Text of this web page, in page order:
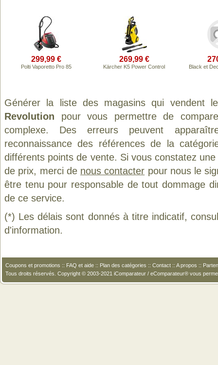
299,99 €
Polti Vaporetto Pro 85
269,99 €
Kärcher K5 Power Control Black et
Générer la liste des magasins qui vendent
Revolution pour vous permettre de
complexe. Des erreurs peuvent
reconnaissance des références de la
différents points de vente. Si vous constatez
de prix, merci de nous contacter pour nous le
être tenu pour responsable de tout dommage
de ce service.
(*) Les délais sont donnés à titre indicatif,
d'information.
Coupons et promotions :: FAQ et aide :: Plan des catégories :: Contact :: A propos ::
Tous droits réservés. Copyright © 2003-2021 iComparateur / eComparateur® vous